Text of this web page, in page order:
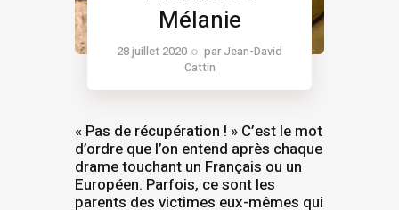
Mélanie
28 juillet 2020 parJean-David
Cattin
« Pas de récupération ! » C’est le mot
d’ordre que l’on entend après chaque
drame touchant un Français ou un
Européen. Parfois, ce sont les
parents des victimes eux-mêmes qui